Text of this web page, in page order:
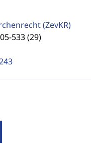
(ZevKR)
533 (29)